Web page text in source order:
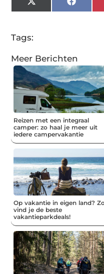
X
(Twitter)
Tags:
Meer Berichten
Reizen met een integraal
camper: zo haal je meer uit
iedere campervakantie
Op vakantie in eigen land?
vind je de beste
vakantieparkdeals!